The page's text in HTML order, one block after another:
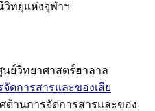
วิทยุแห่งจุฬาฯ
นย์วิทยาศาสตร์ฮาลาล
ดการสารและของเสีย
ด้านการจัดการสารและของ